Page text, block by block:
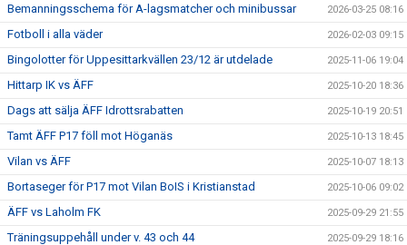
Bemanningsschema för A-lagsmatcher och minibussar 2026-03-25 08:16
Fotboll i alla väder 2026-02-03 09:15
Bingolotter för Uppesittarkvällen 23/12 är utdelade 2025-11-06 19:04
Hittarp IK vs ÄFF 2025-10-20 18:36
Dags att sälja ÄFF Idrottsrabatten 2025-10-19 20:51
Tamt ÄFF P17 föll mot Höganäs 2025-10-13 18:45
Vilan vs ÄFF 2025-10-07 18:13
Bortaseger för P17 mot Vilan BoIS i Kristianstad 2025-10-06 09:02
ÄFF vs Laholm FK 2025-09-29 21:55
Träningsuppehåll under v. 43 och 44 2025-09-29 18:16